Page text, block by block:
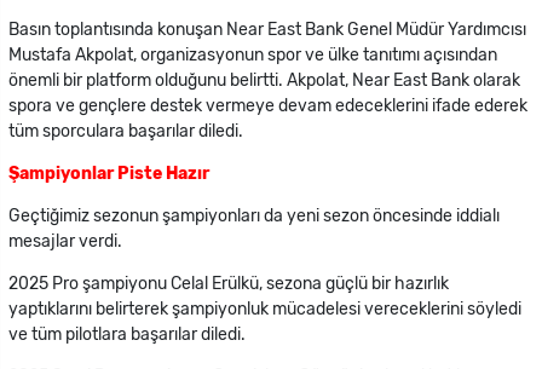
Basın toplantısında konuşan Near East Bank Genel Müdür Yardımcısı
Mustafa Akpolat, organizasyonun spor ve ülke tanıtımı açısından
önemli bir platform olduğunu belirtti. Akpolat, Near East Bank olarak
spora ve gençlere destek vermeye devam edeceklerini ifade ederek
tüm sporculara başarılar diledi.
Şampiyonlar Piste Hazır
Geçtiğimiz sezonun şampiyonları da yeni sezon öncesinde iddialı
mesajlar verdi.
2025 Pro şampiyonu Celal Erülkü, sezona güçlü bir hazırlık
yaptıklarını belirterek şampiyonluk mücadelesi vereceklerini söyledi
ve tüm pilotlara başarılar diledi.